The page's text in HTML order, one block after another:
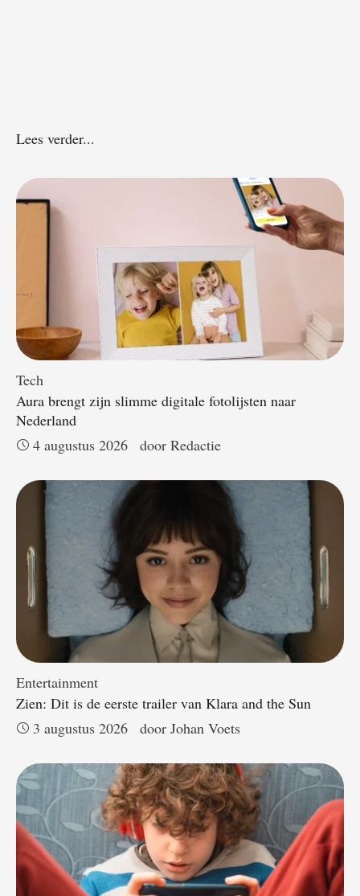
Lees verder...
Tech
Aura brengt zijn slimme digitale fotolijsten naar
Nederland
4 augustus 2026
door Redactie
Entertainment
Zien: Dit is de eerste trailer van Klara and the Sun
3 augustus 2026
door Johan Voets